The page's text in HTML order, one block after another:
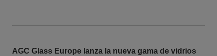
AGC Glass Europe lanza la nueva gama de vidrios